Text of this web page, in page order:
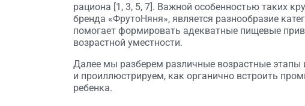
рациона [1, 3, 5, 7]. Важной особенностью таких
бренда «ФрутоНяня», является разнообразие
помогает формировать адекватные пищевые
возрастной уместности.
Далее мы разберем различные возрастные этапы
и проиллюстрируем, как органично встроить
ребенка.